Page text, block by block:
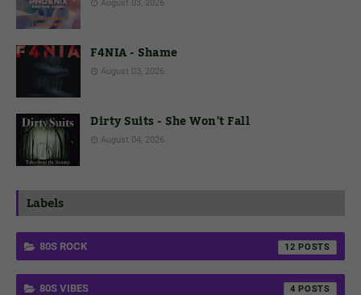
August 03, 2026
F4NIA - Shame
August 03, 2026
Dirty Suits - She Won't Fall
August 04, 2026
Labels
80S ROCK 12
80S VIBES 4